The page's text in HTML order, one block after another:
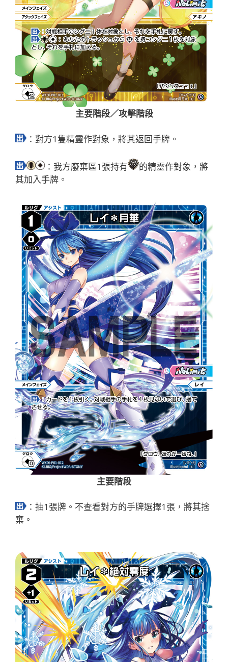
主要階段／攻擊階段
：對方1隻精靈作對象，將其返回手牌。
：我方廢棄區1張持有
的精靈作對象，將
其加入手牌。
主要階段
：抽1張牌。不查看對方的手牌選擇1張，將其捨
棄。